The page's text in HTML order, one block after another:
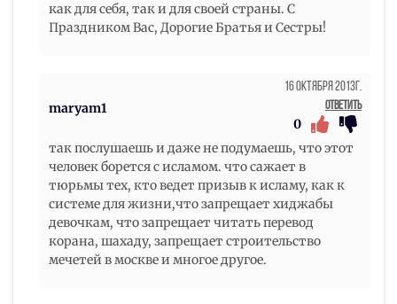
как для себя, так и для своей страны. С
Праздником Вас, Дорогие Братья и Сестры!
maryam1
16 Октября 2013г.
Ответить
0
так послушаешь и даже не подумаешь, что этот
человек борется с исламом. что сажает в
тюрьмы тех, кто ведет призыв к исламу, как к
системе для жизни,что запрещает хиджабы
девочкам, что запрещает читать перевод
корана, шахаду, запрещает строительство
мечетей в москве и многое другое.